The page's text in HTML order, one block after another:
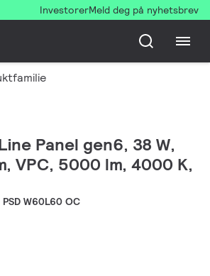
InvestorerMeld deg på nyhetsbrev
Panel gen6, 38 W,
VPC, 5000 lm, 4000 K,
W60L60 OC